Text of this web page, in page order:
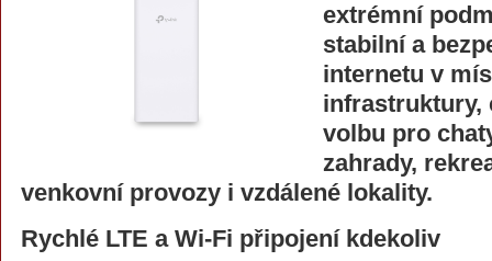
extrémní
stabilní a
internetu v
infrastruktury,
volbu pro
zahrady,
venkovní provozy i vzdálené lokality.
Rychlé LTE a Wi-Fi připojení kdekoliv